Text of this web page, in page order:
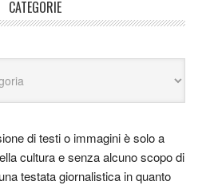
CATEGORIE
di testi o immagini è solo a
cultura e senza alcuno scopo di
testata giornalistica in quanto